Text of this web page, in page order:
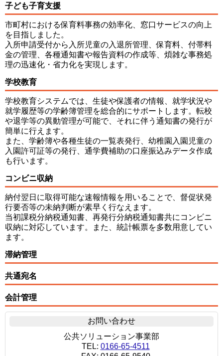
子ども子育支援
市町村における保育料事務の効率化、窓口サービスの向上
を目指しました。
入所申請受付から入所児童の入退所管理、保育料、付帯料
金の管理、各種通知書や報告資料の作成等、煩雑な事務処
理の迅速化・省力化を実現します。
学校教育
学校教育システムでは、生徒や保護者の情報、就学状況や
就学履歴等の学齢簿管理を総合的にサポートします。転校
や退学等の異動管理が可能で、それに伴う通知書の発行が
簡単に行えます。
また、学齢簿や各種生徒の一覧表発行、幼稚園入園児童の
入園許可証等の発行、通学費補助の口座振込みデータ作成
も行います。
コンビニ収納
納付翌日に取得可能な速報情報を用いることで、督促状発
行要否等の未納判断が素早く行なえます。
当初課税分納税通知書、再発行分納税通知書共にコンビニ
収納に対応しています。また、統計帳票を多数用意してい
ます。
滞納管理
共通宛名
会計管理
お問い合わせ
公共ソリューション事業部
TEL: 0166-65-4511